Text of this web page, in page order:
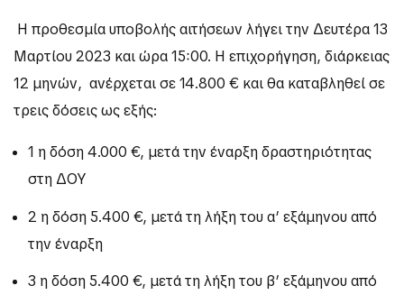
Η προθεσμία υποβολής αιτήσεων λήγει την Δευτέρα 13
Μαρτίου 2023 και ώρα 15:00. Η επιχορήγηση, διάρκειας
12 μηνών, ανέρχεται σε 14.800 € και θα καταβληθεί σε
τρεις δόσεις ως εξής:
1 η δόση 4.000 €, μετά την έναρξη δραστηριότητας
στη ΔΟΥ
2 η δόση 5.400 €, μετά τη λήξη του α’ εξάμηνου από
την έναρξη
3 η δόση 5.400 €, μετά τη λήξη του β’ εξάμηνου από